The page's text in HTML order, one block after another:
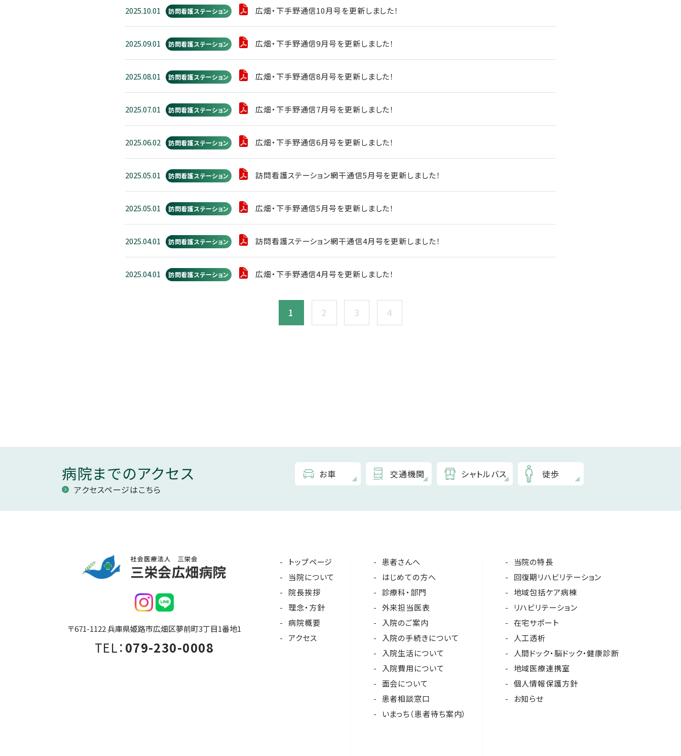
2025.10.01 訪問看護ステーション 広畑・下手野通信10月号を更新しました！
2025.09.01 訪問看護ステーション 広畑・下手野通信9月号を更新しました！
2025.08.01 訪問看護ステーション 広畑・下手野通信8月号を更新しました！
2025.07.01 訪問看護ステーション 広畑・下手野通信7月号を更新しました！
2025.06.02 訪問看護ステーション 広畑・下手野通信6月号を更新しました！
2025.05.01 訪問看護ステーション 訪問看護ステーション網干通信5月号を更新しました！
2025.05.01 訪問看護ステーション 広畑・下手野通信5月号を更新しました！
2025.04.01 訪問看護ステーション 訪問看護ステーション網干通信4月号を更新しました！
2025.04.01 訪問看護ステーション 広畑・下手野通信4月号を更新しました！
1 2 3 4
病院までのアクセス
アクセスページはこちら
お車 交通機関 シャトルバス 徒歩
〒671-1122 兵庫県姫路市広畑区夢前町3丁目1番地1
TEL： 079-230-0008
トップページ
当院について
院長挨拶
理念・方針
病院概要
アクセス
患者さんへ
はじめての方へ
診療科・部門
外来担当医表
入院のご案内
入院の手続きについて
入院生活について
入院費用について
面会について
患者相談窓口
いまっち（患者待ち案内）
当院の特長
回復期リハビリテーション
地域包括ケア病棟
リハビリテーション
在宅サポート
人工透析
人間ドック・脳ドック・健康診断
地域医療連携室
個人情報保護方針
お知らせ